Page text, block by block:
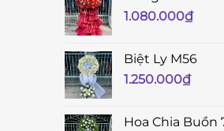
1.080.000₫
Biệt Ly M56
1.250.000₫
Hoa Chia Buồn